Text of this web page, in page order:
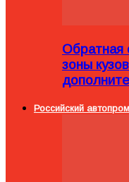
Обратная
зоны
Российский автопром